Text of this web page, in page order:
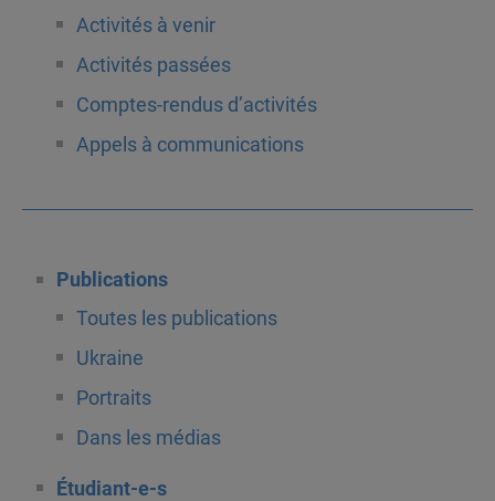
Activités à venir
Activités passées
Comptes-rendus d’activités
Appels à communications
Publications
Toutes les publications
Ukraine
Portraits
Dans les médias
Étudiant-e-s